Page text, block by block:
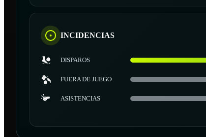
INCIDENCIAS
DISPAROS
FUERA DE JUEGO
ASISTENCIAS